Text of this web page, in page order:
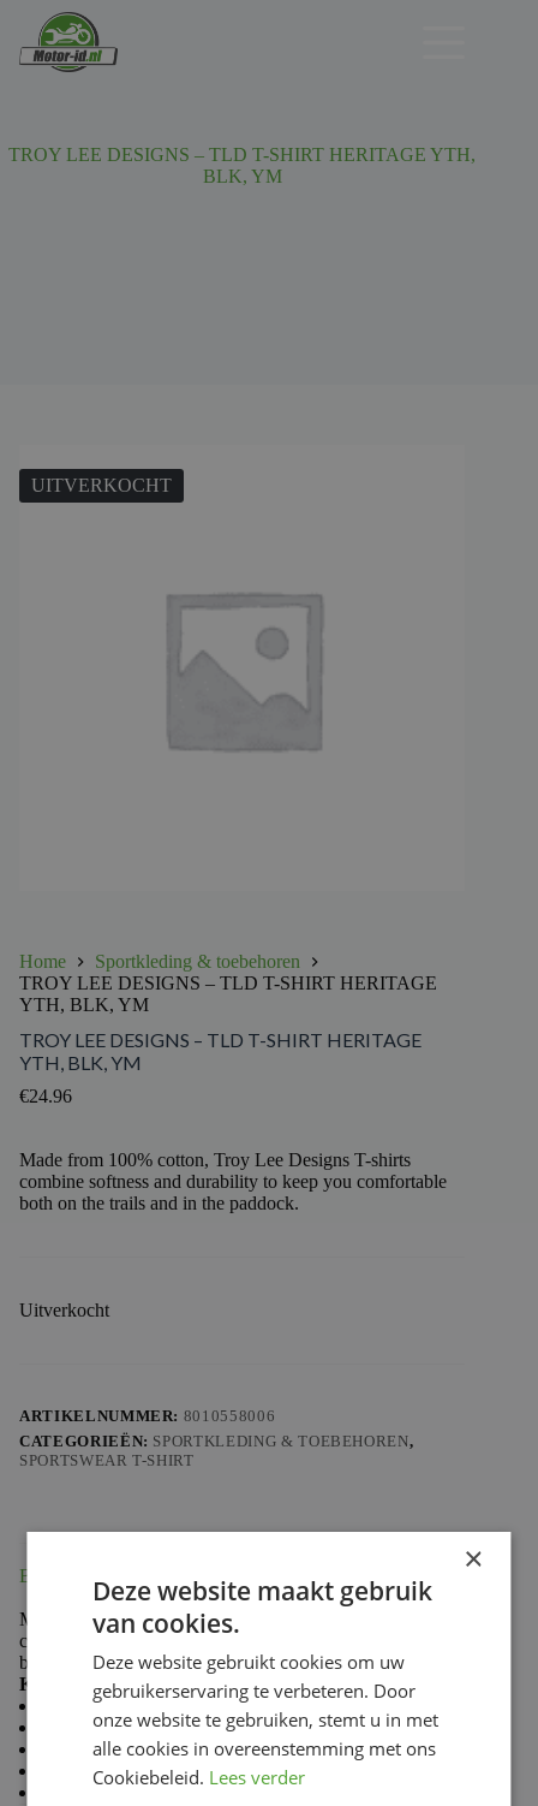
TROY LEE DESIGNS – TLD T-SHIRT HERITAGE YTH,
BLK, YM
UITVERKOCHT
Home
Sportkleding & toebehoren
TROY LEE DESIGNS – TLD T-SHIRT HERITAGE
YTH, BLK, YM
TROY LEE DESIGNS – TLD T-SHIRT HERITAGE
YTH, BLK, YM
€24.96
Made from 100% cotton, Troy Lee Designs T-shirts
combine softness and durability to keep you comfortable
both on the trails and in the paddock.
Uitverkocht
ARTIKELNUMMER: 8010558006
CATEGORIEËN: SPORTKLEDING & TOEBEHOREN,
SPORTSWEAR T-SHIRT
Beschrijving
Made from 100% cotton, Troy Lee Designs T-shirts
combine softness and durability to keep you comfortable
both on the trails and in the paddock.
Key features:
Casual style
Comfortable and durable fabric
Premium fit
Classic crew neck
×
Deze website maakt gebruik
van cookies.
Deze website gebruikt cookies om uw
gebruikerservaring te verbeteren. Door
onze website te gebruiken, stemt u in met
alle cookies in overeenstemming met ons
Cookiebeleid. Lees verder